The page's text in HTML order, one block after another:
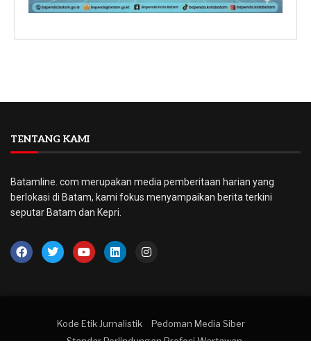
TENTANG KAMI
Batamline. com merupakan media pemberitaan harian yang
berlokasi di Batam, kami fokus menyampaikan berita terkini
seputar Batam dan Kepri.
Kode Etik Jurnalistik
Pedoman Media Siber
Standar Perlindungan Profesi Wartawan